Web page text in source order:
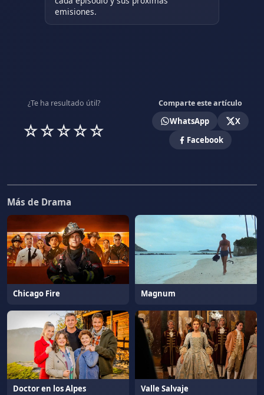
emisiones.
¿Te ha resultado útil? Comparte este artículo
☆☆☆☆☆ WhatsApp
X
Facebook
Más de Drama
Chicago Fire Magnum
Doctor en los Alpes Valle Salvaje